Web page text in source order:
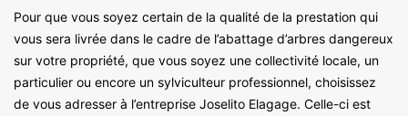
Pour que vous soyez certain de la qualité de la prestation qui
vous sera livrée dans le cadre de l’abattage d’arbres dangereux
sur votre propriété, que vous soyez une collectivité locale, un
particulier ou encore un sylviculteur professionnel, choisissez
de vous adresser à l’entreprise Joselito Elagage. Celle-ci est